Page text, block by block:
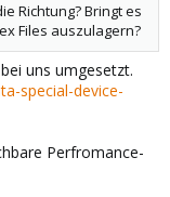
Richtung? Bringt es
Files auszulagern?
uns umgesetzt.
special-device-
Perfromance-